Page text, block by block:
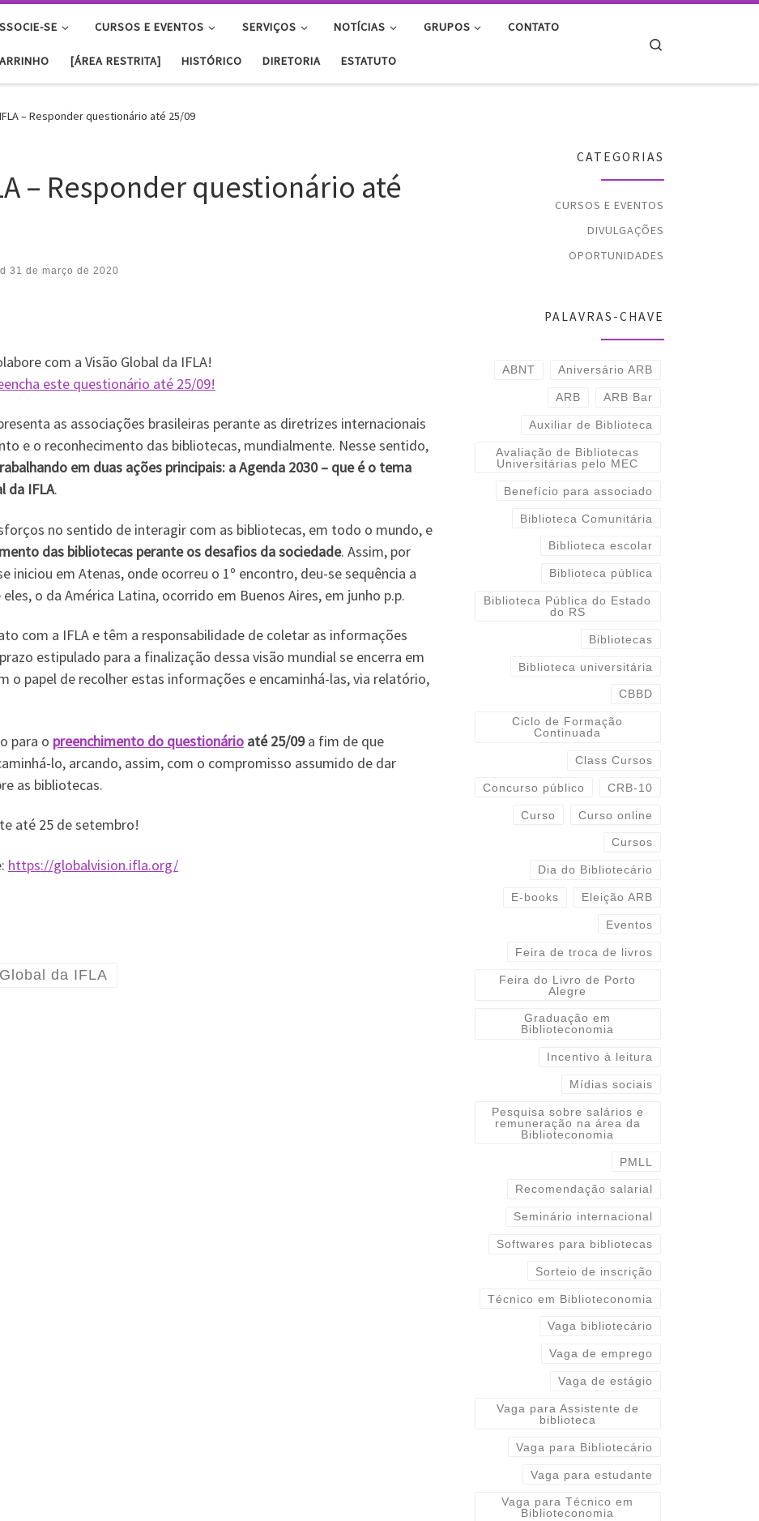
SE CURSOS E EVENTOS SERVIÇOS NOTÍCIAS GRUPOS CONTATO
[ÁREA RESTRITA] HISTÓRICO DIRETORIA ESTATUTO
– Responder questionário até 25/09
– Responder questionário até
31 de março de 2020
com a Visão Global da IFLA!
este questionário até 25/09!
as associações brasileiras perante as diretrizes internacionais
e o reconhecimento das bibliotecas, mundialmente. Nesse sentido,
em duas ações principais: a Agenda 2030 – que é o tema
da IFLA.
no sentido de interagir com as bibliotecas, em todo o mundo, e
das bibliotecas perante os desafios da sociedade. Assim, por
iniciou em Atenas, onde ocorreu o 1º encontro, deu-se sequência a
o da América Latina, ocorrido em Buenos Aires, em junho p.p.
com a IFLA e têm a responsabilidade de coletar as informações
estipulado para a finalização dessa visão mundial se encerra em
o papel de recolher estas informações e encaminhá-las, via relatório,
para o preenchimento do questionário até 25/09a fim de que
lo, arcando, assim, com o compromisso assumido de dar
as bibliotecas.
até 25 de setembro!
https://globalvision.ifla.org/
da IFLA
CATEGORIAS
CURSOS E EVENTOS
DIVULGAÇÕES
OPORTUNIDADES
PALAVRAS-CHAVE
ABNT Aniversário ARB
ARB ARB Bar
Auxiliar de Biblioteca
Avaliação de Bibliotecas
Universitárias pelo MEC
Benefício para associado
Biblioteca Comunitária
Biblioteca escolar
Biblioteca pública
Biblioteca Pública do Estado
do RS
Bibliotecas
Biblioteca universitária
CBBD
Ciclo de Formação
Continuada
Class Cursos
Concurso público CRB-10
Curso Curso online
Cursos
Dia do Bibliotecário
E-books Eleição ARB
Eventos
Feira de troca de livros
Feira do Livro de Porto
Alegre
Graduação em
Biblioteconomia
Incentivo à leitura
Mídias sociais
Pesquisa sobre salários e
remuneração na área da
Biblioteconomia
PMLL
Recomendação salarial
Seminário internacional
Softwares para bibliotecas
Sorteio de inscrição
Técnico em Biblioteconomia
Vaga bibliotecário
Vaga de emprego
Vaga de estágio
Vaga para Assistente de
biblioteca
Vaga para Bibliotecário
Vaga para estudante
Vaga para Técnico em
Biblioteconomia